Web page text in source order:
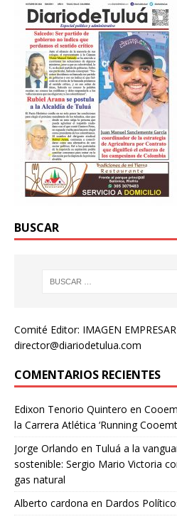
BUSCAR
Comité Editor: IMAGEN
director@diariodetulua.com
COMENTARIOS RECIENTES
Edixon Tenorio Quintero en
la Carrera Atlética ‘Running
Jorge Orlando en Tuluá a la
sostenible: Sergio Mario Victoria
gas natural
Alberto cardona en Dardos